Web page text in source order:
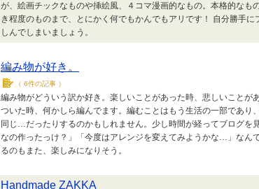
が、絵画チックなものや挿絵風、４コマ漫画的なもの。本格的なも
き程度のものまで、とにかく何でもかんでもアリです！ 自分勝手に
しんでしまいましょう。
編み物が好き。
（ 6件の記事 ）
編み物がどういう訳か好き。楽しいことがあった時、悲しいことが
ついた時、何かしら編んでます。編むことはもう生活の一部であり
同じ…だったりするのかもしれません。少し時間が経ってブログを
なの作ったっけ？」「今度はアレンジを変えてみようかな…」なん
るのもまた、楽しみになりそう。
Handmade ZAKKA